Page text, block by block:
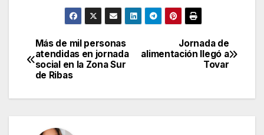
Navegación
de
entradas
Jornada de
alimentación llegó a
Tovar
Más de mil personas
atendidas en jornada
social en la Zona Sur
de Ribas